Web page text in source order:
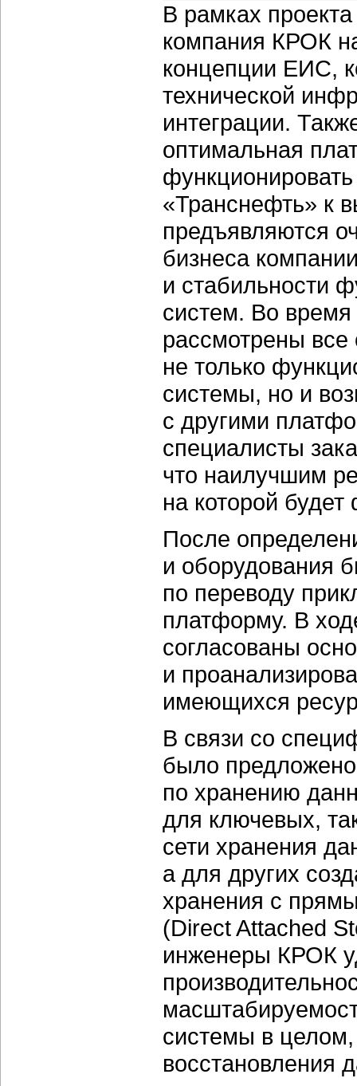
В рамках
компания КРОК
концепции ЕИС,
технической
интеграции.
оптимальная
«Транснефть» к
предъявляются
бизнеса
и стабильности
систем. Во
рассмотрены
не только
системы, но и
с другими
специалисты
что наилучшим
на которой
После
и оборудования
по переводу
платформу. В
согласованы
и
имеющихся
В связи со
было
по хранению
для ключевых,
сети хранения
а для других
хранения с
(Direct Attached
инженеры КРОК
системы в
восстановления